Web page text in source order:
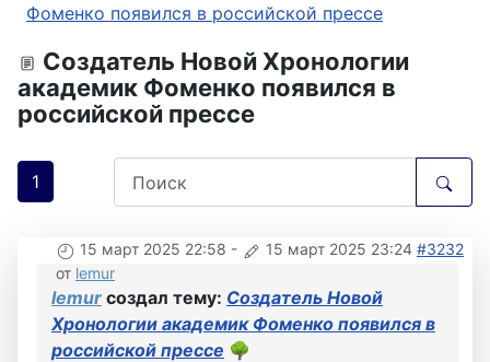
Фоменко появился в российской прессе
Создатель Новой Хронологии
академик Фоменко появился в
российской прессе
1
15 март 2025 22:58 - 15 март 2025 23:24 #3232
от lemur
lemur создал тему: Создатель Новой
Хронологии академик Фоменко появился в
российской прессе 🌳